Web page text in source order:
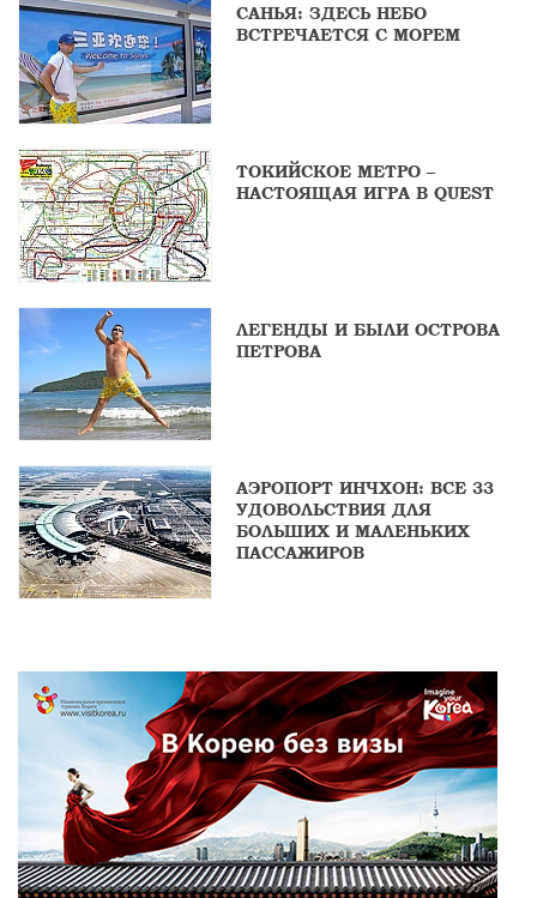
САНЬЯ: ЗДЕСЬ НЕБО
ВСТРЕЧАЕТСЯ С МОРЕМ
ТОКИЙСКОЕ МЕТРО –
НАСТОЯЩАЯ ИГРА В QUEST
ЛЕГЕНДЫ И БЫЛИ ОСТРОВА
ПЕТРОВА
АЭРОПОРТ ИНЧХОН: ВСЕ 33
УДОВОЛЬСТВИЯ ДЛЯ
БОЛЬШИХ И МАЛЕНЬКИХ
ПАССАЖИРОВ